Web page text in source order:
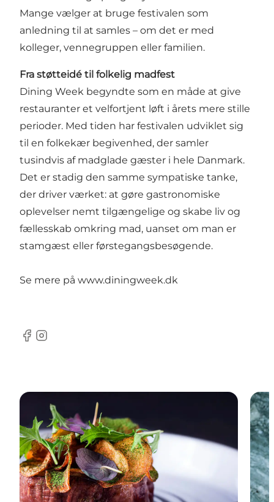
Mange vælger at bruge festivalen som
anledning til at samles – om det er med
kolleger, vennegruppen eller familien.
Fra støtteidé til folkelig madfest
Dining Week begyndte som en måde at give
restauranter et velfortjent løft i årets mere stille
perioder. Med tiden har festivalen udviklet sig
til en folkekær begivenhed, der samler
tusindvis af madglade gæster i hele Danmark.
Det er stadig den samme sympatiske tanke,
der driver værket: at gøre gastronomiske
oplevelser nemt tilgængelige og skabe liv og
fællesskab omkring mad, uanset om man er
stamgæst eller førstegangsbesøgende.
Se mere på www.diningweek.dk
Facebook
Instagram